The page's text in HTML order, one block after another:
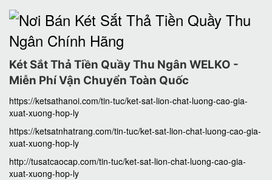
Két Sắt Thả Tiền Quầy Thu Ngân WELKO -
Miễn Phí Vận Chuyển Toàn Quốc
https://ketsathanoi.com/tin-tuc/ket-sat-lion-chat-luong-cao-gia-
xuat-xuong-hop-ly
https://ketsatnhatrang.com/tin-tuc/ket-sat-lion-chat-luong-cao-gia-
xuat-xuong-hop-ly
http://tusatcaocap.com/tin-tuc/ket-sat-lion-chat-luong-cao-gia-
xuat-xuong-hop-ly